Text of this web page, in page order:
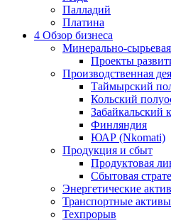
Палладий
Платина
4 Обзор бизнеса
Минерально-сырьевая
Проекты
Производственная
Таймырский
Кольский
Забайкальский
Финляндия
ЮАР (Nkomati)
Продукция и сбыт
Продуктовая
Сбытовая
Энергетические
Транспортные активы
Техпрорыв